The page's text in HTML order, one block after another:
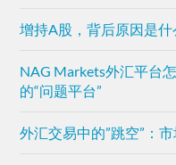
增持A股，背后原因是什
NAG Markets外汇平台
的“问题平台”
外汇交易中的”跳空”：